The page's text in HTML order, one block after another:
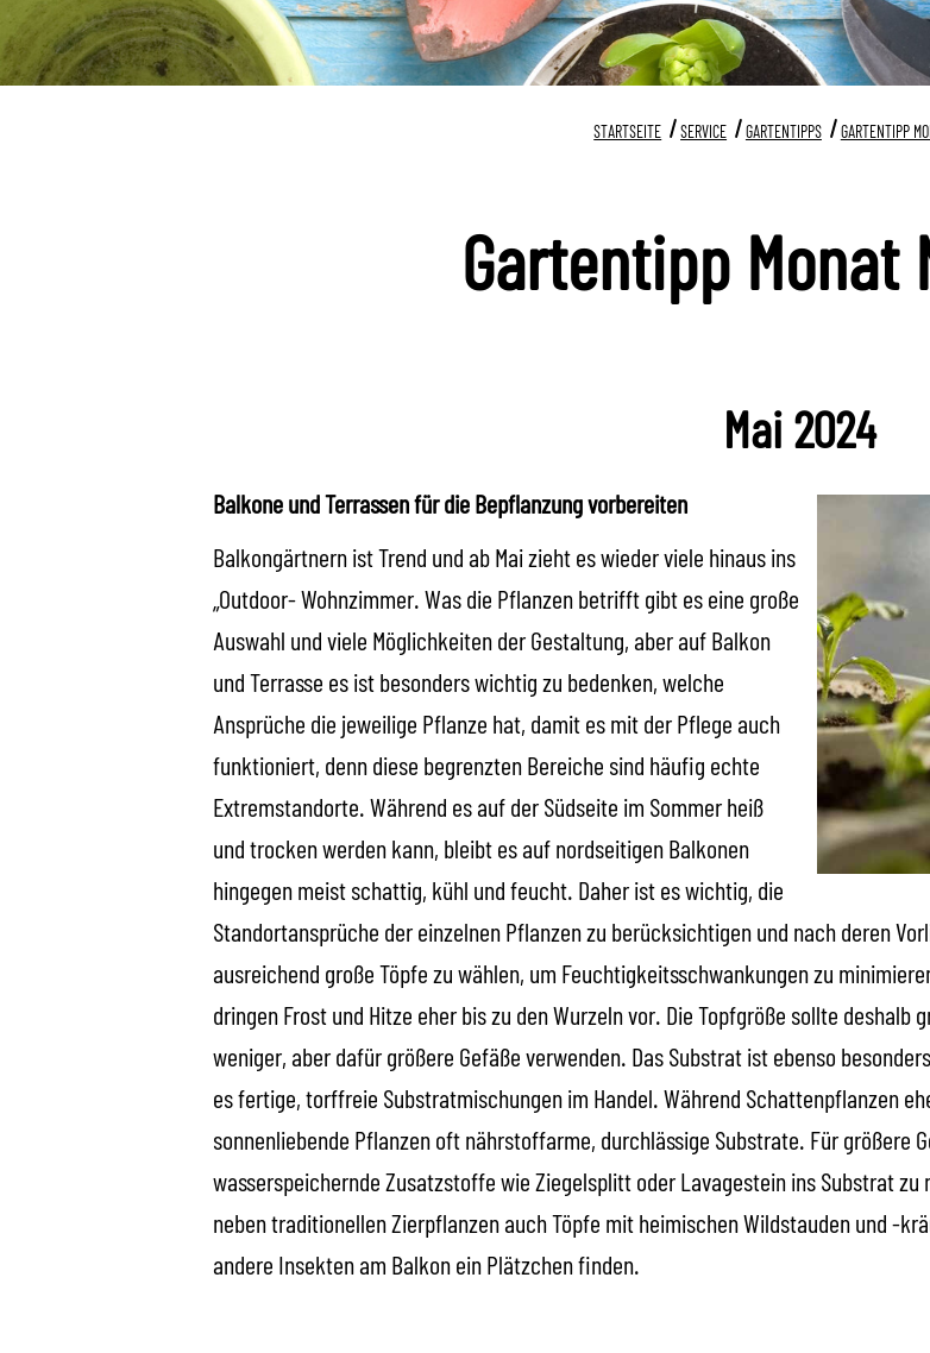
STARTSEITE SERVICE GARTENTIPPS GARTENTIPP
Gartentipp Monat
Mai 2024
Balkone und Terrassen für die Bepflanzung vorbereiten
Balkongärtnern ist Trend und ab Mai zieht es wieder viele hinaus ins
Outdoor- Wohnzimmer. Was die Pflanzen betrifft gibt es eine große
Auswahl und viele Möglichkeiten der Gestaltung, aber auf Balkon
und Terrasse es ist besonders wichtig zu bedenken, welche
Ansprüche die jeweilige Pflanze hat, damit es mit der Pflege auch
funktioniert, denn diese begrenzten Bereiche sind häufig echte
Extremstandorte. Während es auf der Südseite im Sommer heiß
und trocken werden kann, bleibt es auf nordseitigen Balkonen
hingegen meist schattig, kühl und feucht. Daher ist es wichtig, die
Standortansprüche der einzelnen Pflanzen zu berücksichtigen und nach deren
ausreichend große Töpfe zu wählen, um Feuchtigkeitsschwankungen zu
dringen Frost und Hitze eher bis zu den Wurzeln vor. Die Topfgröße sollte deshalb
weniger, aber dafür größere Gefäße verwenden. Das Substrat ist ebenso
es fertige, torffreie Substratmischungen im Handel. Während Schattenpflanzen
sonnenliebende Pflanzen oft nährstoffarme, durchlässige Substrate. Für größere
wasserspeichernde Zusatzstoffe wie Ziegelsplitt oder Lavagestein ins Substrat
neben traditionellen Zierpflanzen auch Töpfe mit heimischen Wildstauden und -
andere Insekten am Balkon ein Plätzchen finden.